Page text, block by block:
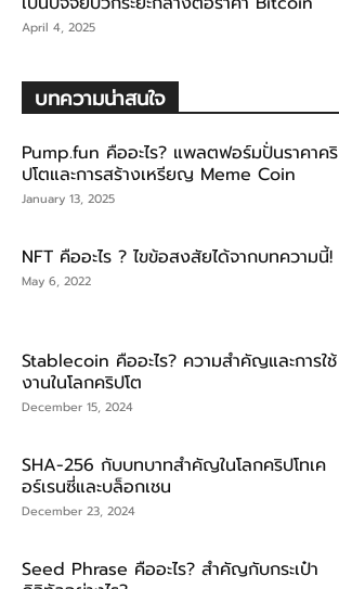
April 4, 2025
บทความน่าสนใจ
Pump.fun คืออะไร? แพลตฟอร์มปั่นราคาคริ
ปโตและการสร้างเหรียญ Meme Coin
January 13, 2025
NFT คืออะไร ? ไขข้อสงสัยได้จากบทความนี้!
May 6, 2022
Stablecoin คืออะไร? ความสำคัญและการใช้
งานในโลกคริปโต
December 15, 2024
SHA-256 กับบทบาทสำคัญในโลกคริปโทเค
อร์เรนซี่และบล็อกเชน
December 23, 2024
Seed Phrase คืออะไร? สำคัญกับกระเป๋า